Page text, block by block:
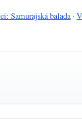
Samurajská balada ·